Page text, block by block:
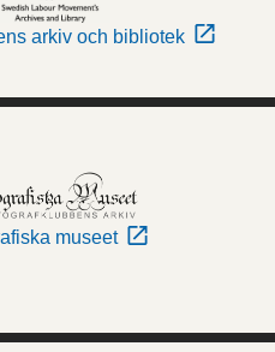
arkiv och bibliotek
museet